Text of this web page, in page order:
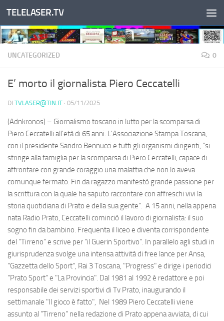
Salta al contenuto
TELELASER.TV
UNCATEGORIZED 0
E’ morto il giornalista Piero Ceccatelli
DI TVLASER@TIN.IT · 05/11/2025
(Adnkronos) – Giornalismo toscano in lutto per la scomparsa di
Piero Ceccatelli all'età di 65 anni. L'Associazione Stampa Toscana,
con il presidente Sandro Bennucci e tutti gli organismi dirigenti, "si
stringe alla famiglia per la scomparsa di Piero Ceccatelli, capace di
affrontare con grande coraggio una malattia che non lo aveva
comunque fermato. Fin da ragazzo manifestò grande passione per
la scrittura con la quale ha saputo raccontare con affreschi vivi la
storia quotidiana di Prato e della sua gente". A 15 anni, nella appena
nata Radio Prato, Ceccatelli cominciò il lavoro di giornalista: il suo
sogno fin da bambino. Frequenta il liceo e diventa corrispondente
del "Tirreno" e scrive per "il Guerin Sportivo". In parallelo agli studi in
giurisprudenza svolge una intensa attività di free lance per Ansa,
"Gazzetta dello Sport", Rai 3 Toscana, "Progress" e dirige i periodici
"Prato Sport" e "La Provincia". Dal 1981 al 1992 è redattore e poi
responsabile dei servizi sportivi di Tv Prato, inaugurando il
settimanale "Il gioco è fatto", Nel 1989 Piero Ceccatelli viene
assunto al "Tirreno" nella redazione di Prato appena avviata, di cui